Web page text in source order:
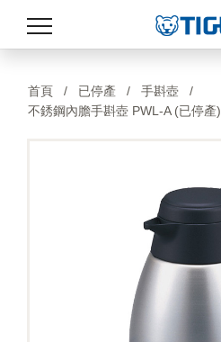
最新消息
首頁 / 已停產 / 手斟壺
/
不銹鋼內膽手斟壺 PWL-A (已停產)